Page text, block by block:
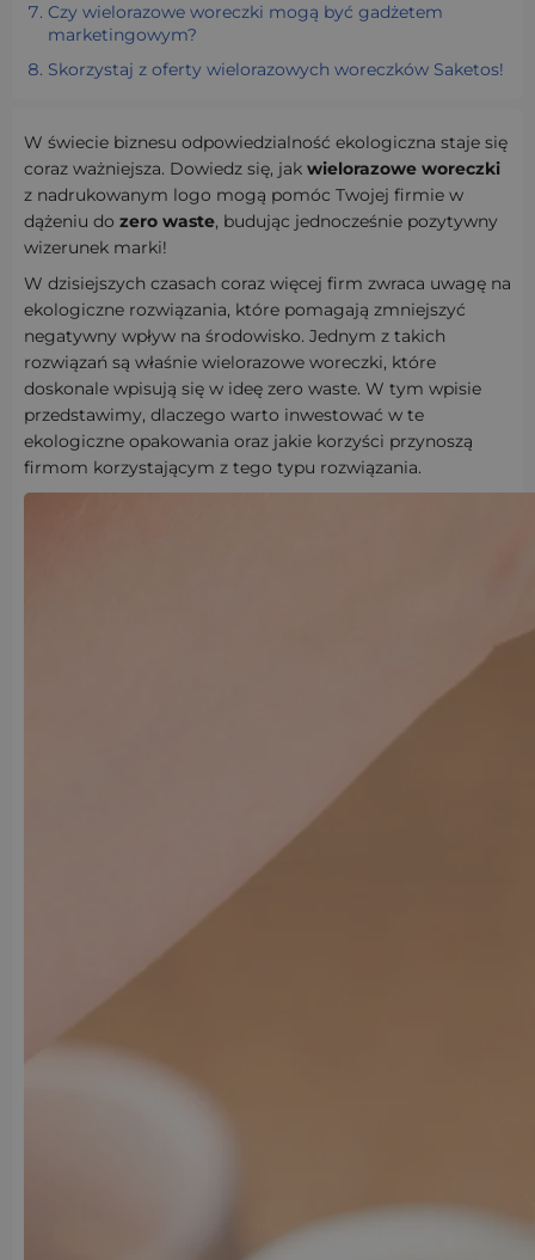
Czy wielorazowe woreczki mogą być gadżetem
marketingowym?
Skorzystaj z oferty wielorazowych woreczków Saketos!
W świecie biznesu odpowiedzialność ekologiczna staje się
coraz ważniejsza. Dowiedz się, jak wielorazowe woreczki
z nadrukowanym logo mogą pomóc Twojej firmie w
dążeniu do zero waste, budując jednocześnie pozytywny
wizerunek marki!
W dzisiejszych czasach coraz więcej firm zwraca uwagę na
ekologiczne rozwiązania, które pomagają zmniejszyć
negatywny wpływ na środowisko. Jednym z takich
rozwiązań są właśnie wielorazowe woreczki, które
doskonale wpisują się w ideę zero waste. W tym wpisie
przedstawimy, dlaczego warto inwestować w te
ekologiczne opakowania oraz jakie korzyści przynoszą
firmom korzystającym z tego typu rozwiązania.